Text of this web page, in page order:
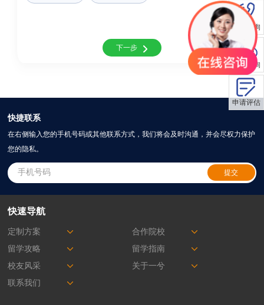
下一步
快捷联系
在右侧输入您的手机号码或其他联系方式，我们将会及时沟通，并会尽权力保护
您的隐私。
快速导航
定制方案
合作院校
留学攻略
留学指南
校友风采
关于一兮
联系我们
电话咨询
微信咨询
申请评估